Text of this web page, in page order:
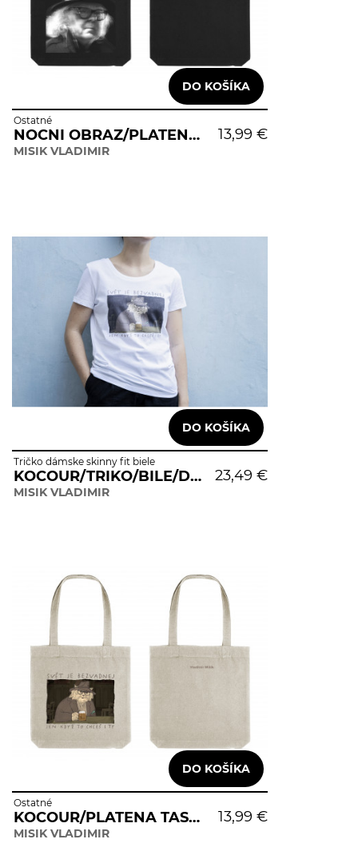
13,99 €
Ostatné
NOCNI OBRAZ/PLATENA TASKA
MISIK VLADIMIR
23,49 €
Tričko dámske skinny fit biele
KOCOUR/TRIKO/BILE/DAMSKE
MISIK VLADIMIR
13,99 €
Ostatné
KOCOUR/PLATENA TASKA
MISIK VLADIMIR